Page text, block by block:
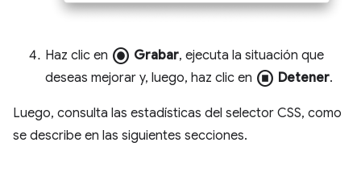
Haz clic en radio_button_checked Grabar, ejecuta la situación que
deseas mejorar y, luego, haz clic en stop_circle Detener.
Luego, consulta las estadísticas del selector CSS, como
se describe en las siguientes secciones.